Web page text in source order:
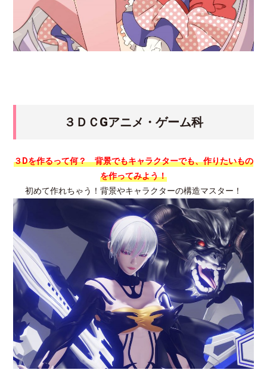
３ＤＣGアニメ・ゲーム科
３Dを作るって何？ 背景でもキャラクターでも、作りたいもの
を作ってみよう！
初めて作れちゃう！背景やキャラクターの構造マスター！